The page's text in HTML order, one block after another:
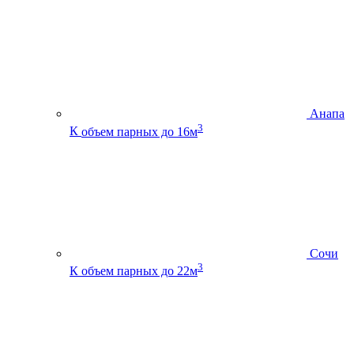
Анапа
К объем парных до 16м3
Сочи
К объем парных до 22м3